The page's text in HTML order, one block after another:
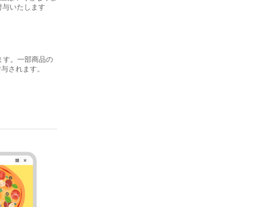
いたします
す。一部商品の
されます。